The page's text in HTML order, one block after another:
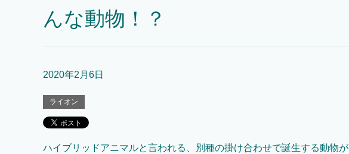
んな動物！？
2020年2月6日
ライオン
ハイブリッドアニマルと言われる、別種の掛け合わせで誕生する動物が